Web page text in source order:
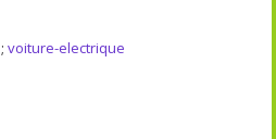
;voiture-electrique